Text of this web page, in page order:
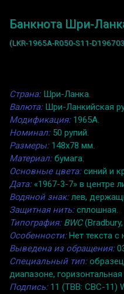
Банкнота Шри-
(LKR-1965A-R050-S11-
Страна:Шри-Ланка.
Валюта:Шри-Ланкийская
Модификация:1965A.
Номинал:50 рупий.
Размеры:148x78 мм.
Материал:бумага.
Основные цвета:синий и
Дата:«1967-3-7» в центре
Водяной знак:лев,
Защитная нить:сплошная.
Типография: BWC(Bradbury,
Особенности:Нет текста с
Выведена из обращения:
Специальный тип:образец
диапазоне,
Подпись:11 (TBB: CBC-11)